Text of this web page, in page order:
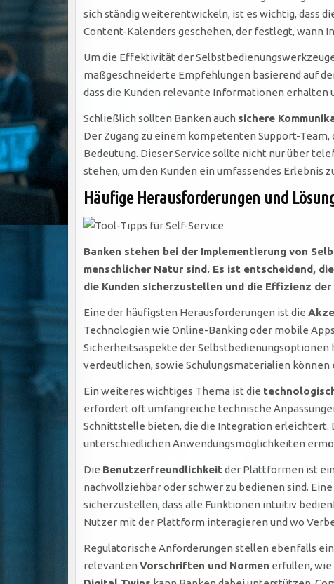
sich ständig weiterentwickeln, ist es wichtig, dass
Content-Kalenders geschehen, der festlegt, wann
Um die Effektivität der
maßgeschneiderte Empfehlungen basierend auf
dass die Kunden relevante Informationen erhalten
Schließlich sollten Banken auch sichere
Der Zugang zu einem kompetenten Support-
Bedeutung. Dieser Service sollte nicht nur über
stehen, um den Kunden ein umfassendes Erlebnis
Häufige Herausforderungen und
Banken stehen bei der Implementierung von
menschlicher Natur sind. Es ist entscheidend,
die Kunden sicherzustellen und die Effizienz
Eine der häufigsten Herausforderungen ist die
Technologien wie Online-Banking oder mobile
Sicherheitsaspekte der
verdeutlichen, sowie Schulungsmaterialien können
Ein weiteres wichtiges Thema ist die
erfordert oft umfangreiche technische
Schnittstelle bieten, die die Integration erleichtert.
unterschiedlichen Anwendungsmöglichkeiten
Die Benutzerfreundlichkeit der Plattformen ist
nachvollziehbar oder schwer zu bedienen sind.
sicherzustellen, dass alle Funktionen intuitiv
Nutzer mit der Plattform interagieren und wo
Regulatorische Anforderungen stellen ebenfalls
relevanten Vorschriften und Normen erfüllen, wie